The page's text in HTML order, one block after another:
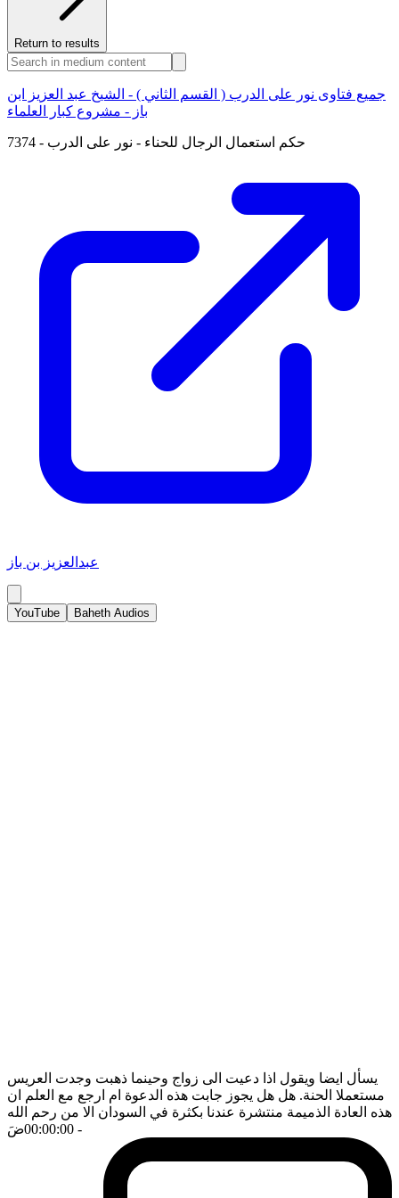
Return to results
جميع فتاوى نور على الدرب ( القسم الثاني ) - الشيخ عبد العزيز ابن
باز - مشروع كبار العلماء
7374 - حكم استعمال الرجال للحناء - نور على الدرب
عبدالعزيز بن باز
YouTube Baheth Audios
يسأل ايضا ويقول اذا دعيت الى زواج وحينما ذهبت وجدت العريس
مستعملا الحنة. هل هل يجوز جابت هذه الدعوة ام ارجع مع العلم ان
هذه العادة الذميمة منتشرة عندنا بكثرة في السودان الا من رحم الله
- 00:00:00
ضَ